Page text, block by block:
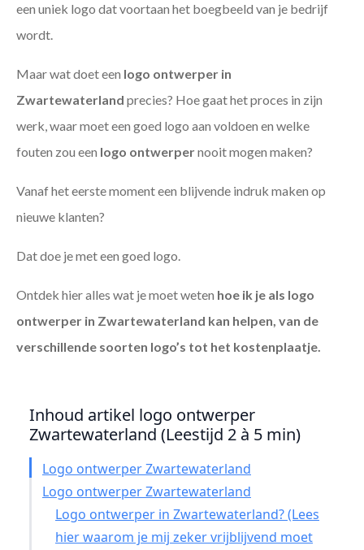
een uniek logo dat voortaan het boegbeeld van je bedrijf
wordt.
Maar wat doet een logo ontwerper in
Zwartewaterland precies? Hoe gaat het proces in zijn
werk, waar moet een goed logo aan voldoen en welke
fouten zou een logo ontwerpernooit mogen maken?
Vanaf het eerste moment een blijvende indruk maken op
nieuwe klanten?
Dat doe je met een goed logo.
Ontdek hier alles wat je moet weten hoe ik je als logo
ontwerper in Zwartewaterland kan helpen, van de
verschillende soorten logo’s tot het kostenplaatje.
Inhoud artikel logo ontwerper
Zwartewaterland (Leestijd 2 à 5 min)
Logo ontwerper Zwartewaterland
Logo ontwerper Zwartewaterland
Logo ontwerper in Zwartewaterland? (Lees
hier waarom je mij zeker vrijblijvend moet